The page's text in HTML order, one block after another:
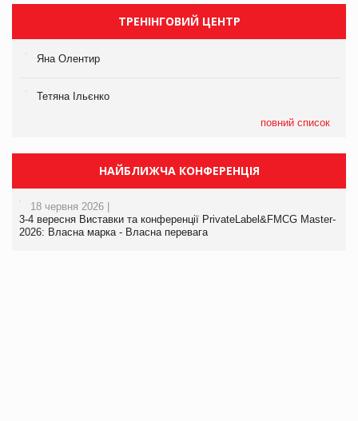
ТРЕНІНГОВИЙ ЦЕНТР
Яна Олентир
Тетяна Ільєнко
повний список
НАЙБЛИЖЧА КОНФЕРЕНЦІЯ
18 червня 2026 |
3-4 вересня Виставки та конференції PrivateLabel&FMCG Master-
2026: Власна марка - Власна перевага